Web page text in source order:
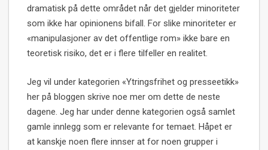
dramatisk på dette området når det gjelder minoriteter
som ikke har opinionens bifall. For slike minoriteter er
«manipulasjoner av det offentlige rom» ikke bare en
teoretisk risiko, det er i flere tilfeller en realitet.
Jeg vil under kategorien «Ytringsfrihet og presseetikk»
her på bloggen skrive noe mer om dette de neste
dagene. Jeg har under denne kategorien også samlet
gamle innlegg som er relevante for temaet. Håpet er
at kanskje noen flere innser at for noen grupper i